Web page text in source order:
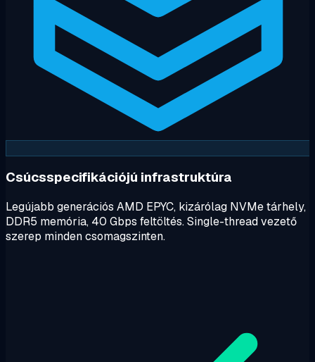
Csúcsspecifikációjú infrastruktúra
Legújabb generációs AMD EPYC, kizárólag NVMe tárhely,
DDR5 memória, 40 Gbps feltöltés. Single-thread vezető
szerep minden csomagszinten.